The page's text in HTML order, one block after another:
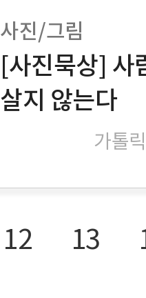
사진/그림
[사진묵상] 사
살지 않는다
가톨
12 13